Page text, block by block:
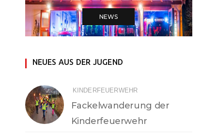
NEWS
NEUES AUS DER JUGEND
KINDERFEUERWEHR
Fackelwanderung der
Kinderfeuerwehr